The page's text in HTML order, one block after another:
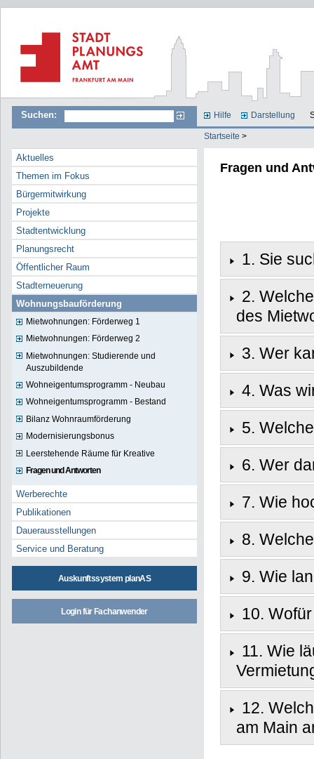
Suchen: Hilfe Darstellung
Startseite >
Aktuelles
Themen im Fokus
Bürgermitwirkung
Projekte
Stadtentwicklung
Planungsrecht
Öffentlicher Raum
Stadterneuerung
Wohnungsbauförderung
Mietwohnungen: Förderweg 1
Mietwohnungen: Förderweg 2
Mietwohnungen: Studierende und
Auszubildende
Wohneigentumsprogramm - Neubau
Wohneigentumsprogramm - Bestand
Bilanz Wohnraumförderung
Modernisierungsbonus
Leerstehende Räume für Kreative
Fragen und Antworten
Werberechte
Publikationen
Dauerausstellungen
Service und Beratung
Auskunftssystem planAS
Login für Fachanwender
Fragen und
1. Sie
2.
des
3. Wer
4. Was
5.
6. Wer
7. Wie
8.
9. Wie
10.
11. Wie
12.
am Main